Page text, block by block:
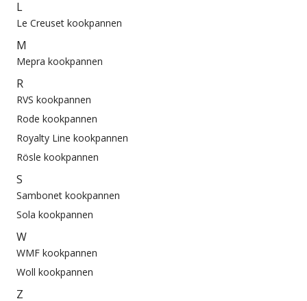
L
Le Creuset kookpannen
M
Mepra kookpannen
R
RVS kookpannen
Rode kookpannen
Royalty Line kookpannen
Rösle kookpannen
S
Sambonet kookpannen
Sola kookpannen
W
WMF kookpannen
Woll kookpannen
Z